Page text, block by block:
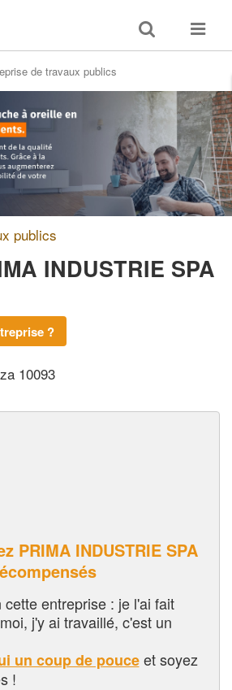
Toggle
search
Toggle
de travaux publics
publics
INDUSTRIE SPA
?
10093
PRIMA INDUSTRIE SPA
entreprise : je l'ai fait
j'y ai travaillé, c'est un
un coup de pouceet soyez
!